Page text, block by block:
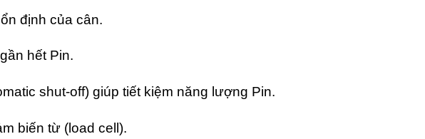
định của cân.
hết Pin.
shut-off) giúp tiết kiệm năng lượng Pin.
biến từ (load cell).